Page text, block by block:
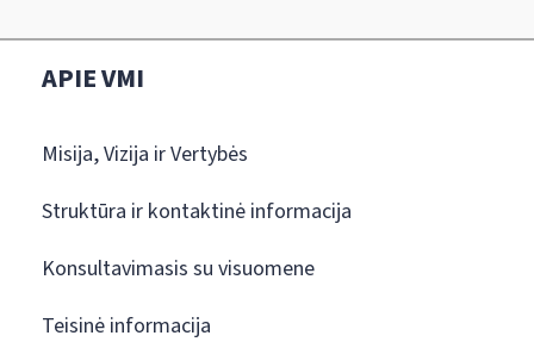
APIE VMI
Misija, Vizija ir Vertybės
Struktūra ir kontaktinė informacija
Konsultavimasis su visuomene
Teisinė informacija